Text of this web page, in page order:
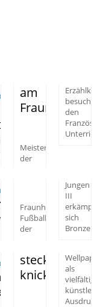
am
Fraunhofer
Meisterin
der
besucht
den
Fraunhofer-
Fußballer
der
Jungen
III
erkämpfen
sich
Bronze
stecken,
knicken
als